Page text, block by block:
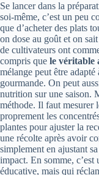
Se lancer dans la
soi‑même, c’est un peu
que d’acheter des plats
on dose au goût et on
de cultivateurs ont
compris que le véritable
mélange peut être
gourmande. On peut
nutrition sur une saison.
méthode. Il faut mesurer
proprement les
plantes pour ajuster la
une récolte après avoir
simplement en ajustant
impact. En somme, c’est
éducative, mais qui